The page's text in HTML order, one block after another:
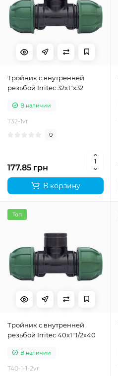
Тройник с внутренней
резьбой Irritec 32х1"х32
В наличии
T32-1vr
0
177.85 грн
В корзину
Топ
Тройник с внутренней
резьбой Irritec 40х1"1/2х40
В наличии
T40-1-1-2vr